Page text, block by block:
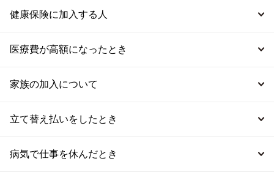
健康保険に加入する人
医療費が高額になったとき
家族の加入について
立て替え払いをしたとき
病気で仕事を休んだとき